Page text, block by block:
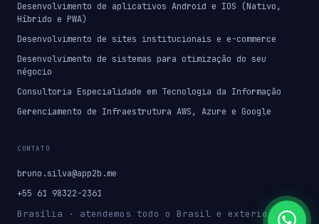
Desenvolvimento de aplicativos Android e IOS (Nativo,
Híbrido e PWA)
Desenvolvimento de sites institucionais e e-commerce
Desenvolvimento de sistemas para otimização do seu
négocio
Consultoria Especialidade em Tecnologia da Informação
Gerenciamento de Infraestrutura AWS, Azure e Google
CONTATO
bruno.silva@app2b.me
+55 61 98322-2361
Brasília · atendemos todo o Brasil e exterior